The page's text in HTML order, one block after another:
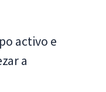
activo e
a